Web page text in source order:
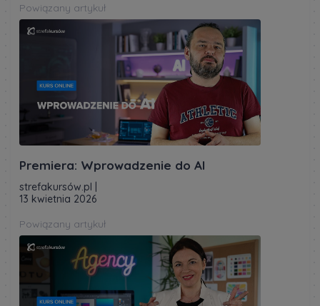
Powiązany artykuł
Premiera: Wprowadzenie do AI
strefakursów.pl
13 kwietnia 2026
Powiązany artykuł